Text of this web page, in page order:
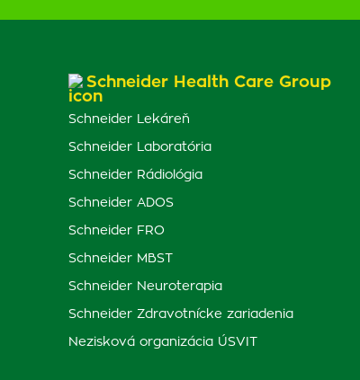
Schneider Health Care Group
Schneider Lekáreň
Schneider Laboratória
Schneider Rádiológia
Schneider ADOS
Schneider FRO
Schneider MBST
Schneider Neuroterapia
Schneider Zdravotnícke zariadenia
Nezisková organizácia ÚSVIT